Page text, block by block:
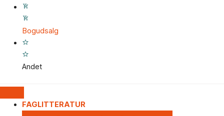
Bogudsalg
Andet
FAGLITTERATUR